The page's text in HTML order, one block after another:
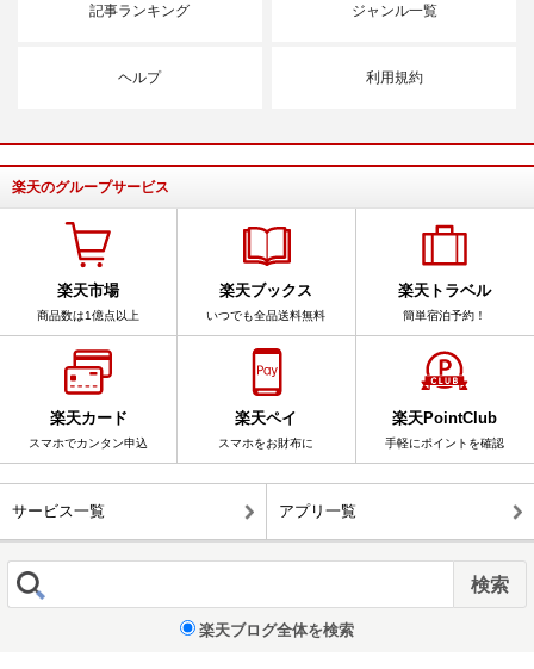
記事ランキング ジャンル一覧
ヘルプ 利用規約
楽天のグループサービス
楽天市場
商品数は1億点以上
楽天ブックス
いつでも全品送料無料
楽天トラベル
簡単宿泊予約！
楽天カード
スマホでカンタン申込
楽天ペイ
スマホをお財布に
楽天PointClub
手軽にポイントを確認
サービス一覧 アプリ一覧
楽天ブログ全体を検索